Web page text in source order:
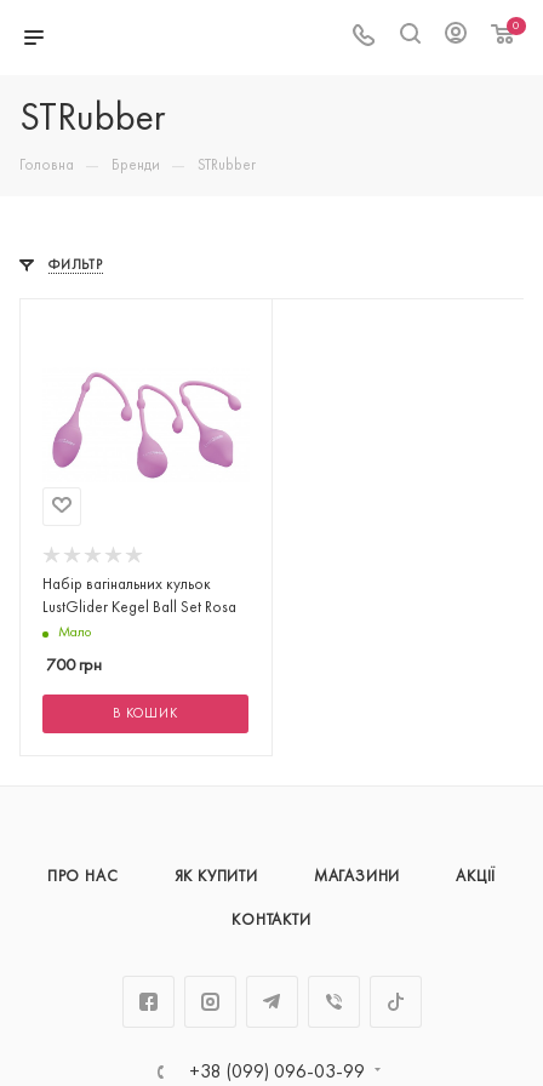
0
STRubber
Головна — Бренди — STRubber
ФИЛЬТР
Набір вагінальних кульок
LustGlider Kegel Ball Set Rosa
Мало
700грн
В КОШИК
ПРО НАС ЯК КУПИТИ МАГАЗИНИ АКЦІЇ
КОНТАКТИ
+38 (099) 096-03-99